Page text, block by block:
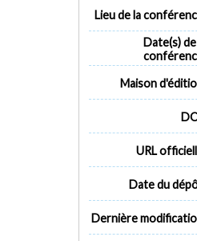
Lieu de la
Date(s)
Maison
URL
Date du
Dernière